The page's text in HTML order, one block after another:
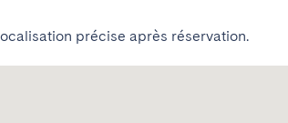
précise après réservation.